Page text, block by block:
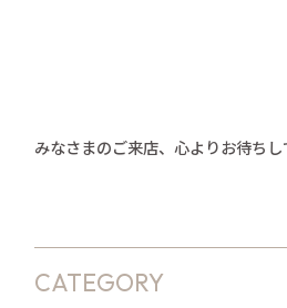
みなさまのご来店、心よりお待ちし
CATEGORY